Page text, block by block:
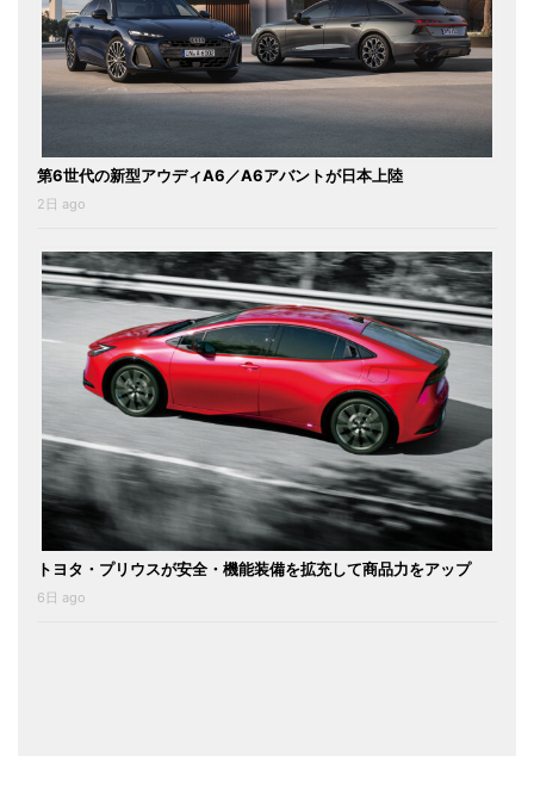
第6世代の新型アウディA6／A6アバントが日本上陸
2日 ago
トヨタ・プリウスが安全・機能装備を拡充して商品力をアップ
6日 ago